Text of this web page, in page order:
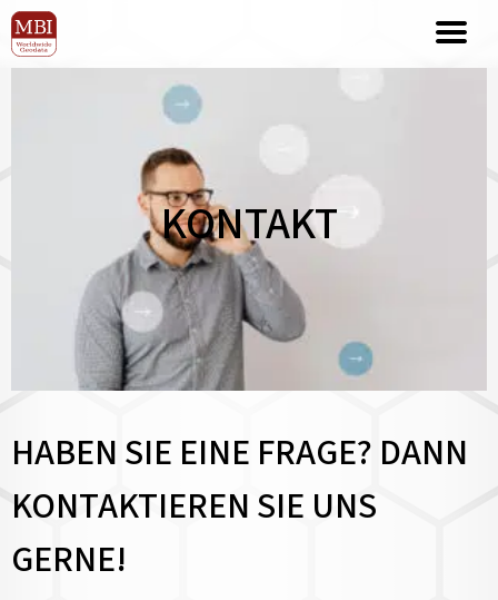
KONTAKT
HABEN SIE EINE FRAGE? DANN
KONTAKTIEREN SIE UNS
GERNE!